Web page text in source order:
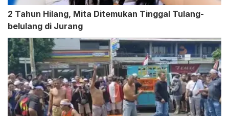
2 Tahun Hilang, Mita Ditemukan Tinggal Tulang-
belulang di Jurang